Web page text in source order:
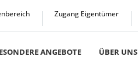
Zugang Eigentümer
ANGEBOTE ÜBER UNS